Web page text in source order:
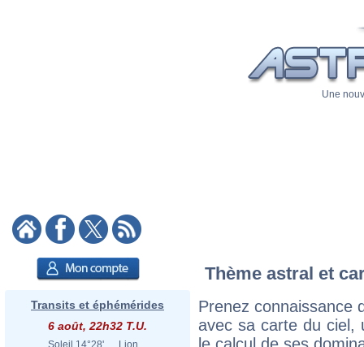
Une
Transits et éphémérides
6 août, 22h32 T.U.
Soleil 14°28'
Lion
Thème astral et
Prenez connaissance
avec sa carte du ciel,